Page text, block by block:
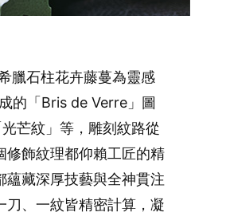
臘石柱花卉藤蔓為靈感
的「Bris de Verre」圖
芒紋」等，雕刻紋路從
修飾紋理都仰賴工匠的精
蘊藏深厚技藝與全神貫注
刀、一紋皆精密計算，凝